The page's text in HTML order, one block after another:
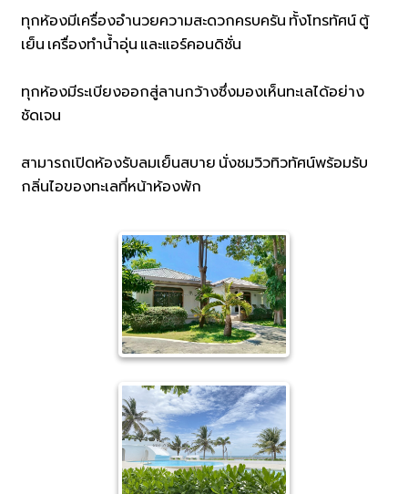
ทุกห้องมีเครื่องอำนวยความสะดวกครบครัน ทั้งโทรทัศน์ ตู้
เย็น เครื่องทำน้ำอุ่น และแอร์คอนดิชั่น
ทุกห้องมีระเบียงออกสู่ลานกว้างซึ่งมองเห็นทะเลได้อย่าง
ชัดเจน
สามารถเปิดห้องรับลมเย็นสบาย นั่งชมวิวทิวทัศน์พร้อมรับ
กลิ่นไอของทะเลที่หน้าห้องพัก